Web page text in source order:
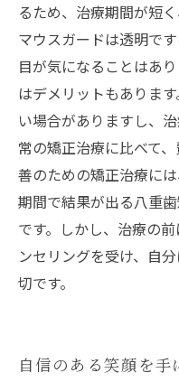
るため、治療期間が短
マウスガードは透明で
目が気になることはあ
はデメリットもありま
い場合がありますし、
常の矯正治療に比べて
善のための矯正治療に
期間で結果が出る八重
です。しかし、治療の
ンセリングを受け、自
切です。
自信のある笑顔を